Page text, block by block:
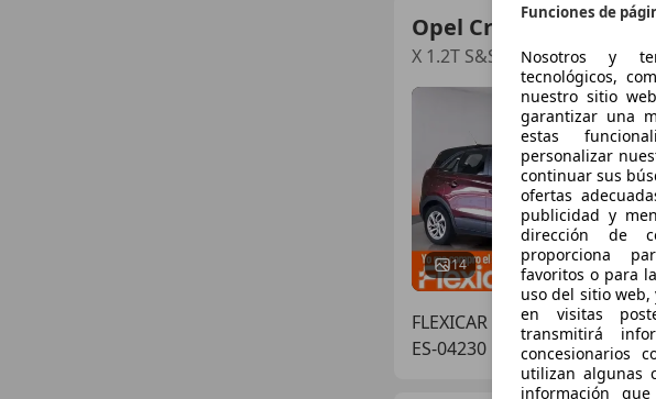
Opel Crossland
X 1.2T S&S ecoTEC
14
FLEXICAR ALMERÍA
ES-04230 Huércal de Almería
Funciones de
Nosotros y
tecnológicos,
nuestro sitio
garantizar una
estas
personalizar
continuar sus
ofertas
publicidad y
dirección de
proporciona
favoritos o para
uso del sitio
en visitas
transmitirá
concesionarios
utilizan algunas
información